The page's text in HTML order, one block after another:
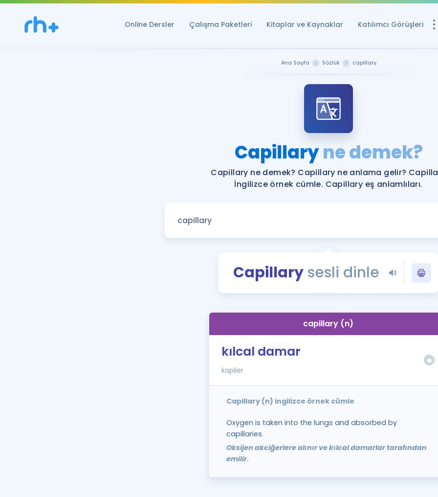
Online Dersler Çalışma Paketleri Kitaplar ve Kaynaklar Katılımcı Görüşleri
YDS ve YÖKDİL
YDS ve YÖKDİL'e
Tüm ÖSYM
YDS - YÖKDİL
İngilizce Gramer
Ana Sayfa Sözlük capillary
Capillaryne demek?
Capillary ne demek? Capillary ne anlama gelir?
İngilizce örnek cümle. Capillary eş anlamlıları.
Capillarysesli dinle
capillary (n)
kılcal damar
kapiler
Capillary (n) ingilizce örnek cümle
Oxygen is taken into the lungs and absorbed by
capillaries.
Oksijen akciğerlere alınır ve kılcal damarlar tarafından
emilir.